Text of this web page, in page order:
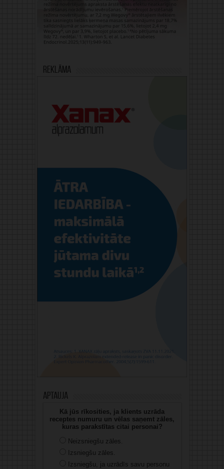
Reklāma
Aptauja
Kā jūs rīkosities, ja klients uzrāda
receptes numuru un vēlas saņemt zāles,
kuras parakstītas citai personai?
Neizsniegšu zāles.
Izsniegšu zāles.
Izsniegšu, ja uzrādīs savu personu